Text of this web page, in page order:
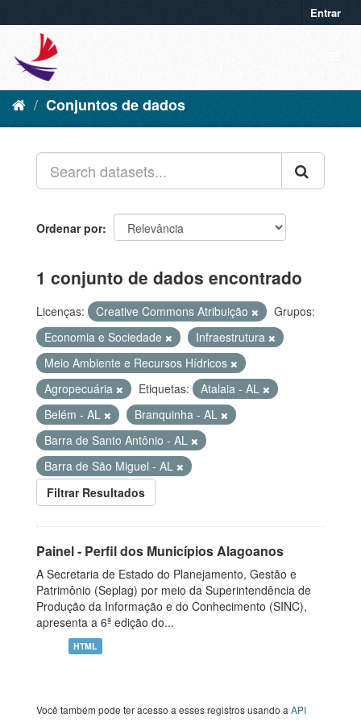
Entrar
Conjuntos de dados
Ordenar por
1 conjunto de dados encontrado
Licenças: Creative Commons Atribuição
Grupos:
Economia e Sociedade
Infraestrutura
Meio Ambiente e Recursos Hídricos
Agropecuária
Etiquetas:
Atalaia - AL
Belém - AL
Branquinha - AL
Barra de Santo Antônio - AL
Barra de São Miguel - AL
Filtrar Resultados
Painel - Perfil dos Municípios Alagoanos
A Secretaria de Estado do Planejamento, Gestão e
Patrimônio (Seplag) por meio da Superintendência de
Produção da Informação e do Conhecimento (SINC),
apresenta a 6ª edição do...
HTML
Você também pode ter acesso a esses registros usando a API